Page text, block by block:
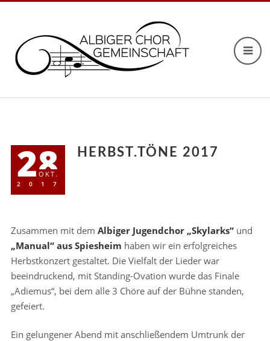
28
OKT.
2017
HERBST.TÖNE 2017
Zusammen mit dem Albiger Jugendchor „Skylarks“und
„Manual“ aus Spiesheim haben wir ein erfolgreiches
Herbstkonzert gestaltet. Die Vielfalt der Lieder war
beeindruckend, mit Standing-Ovation wurde das Finale
„Adiemus“, bei dem alle 3 Chöre auf der Bühne standen,
gefeiert.
Ein gelungener Abend mit anschließendem Umtrunk der